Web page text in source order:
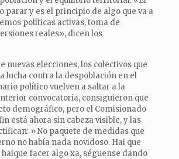
parar y es el principio de algo que va a
políticas activas, toma de
reales», dicen los
nuevas elecciones, los colectivos que
lucha contra la despoblación en el
político vuelven a saltar a la
convocatoria, consiguieron que
demográfico, pero el Comisionado
está ahora sin cabeza visible, y las
» No paquete de medidas que
no había nada novidoso. Hai que
facer algo xa, séguense dando